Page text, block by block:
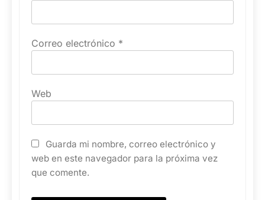
Correo electrónico *
Web
Guarda mi nombre, correo electrónico y
web en este navegador para la próxima vez
que comente.